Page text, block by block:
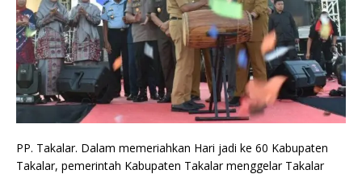
PP. Takalar. Dalam memeriahkan Hari jadi ke 60 Kabupaten
Takalar, pemerintah Kabupaten Takalar menggelar Takalar